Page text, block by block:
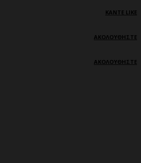
ΚΆΝΤΕ LIKE
ΑΚΟΛΟΥΘΉΣΤΕ
ΑΚΟΛΟΥΘΉΣΤΕ